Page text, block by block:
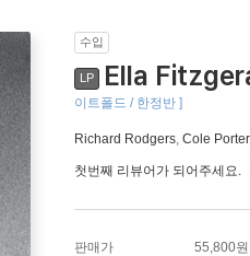
수입
LP Ella
이트폴드 / 한정반 ]
Richard Rodgers, Cole Porter
첫번째 리뷰어가 되어주세요.
판매가 55,800원